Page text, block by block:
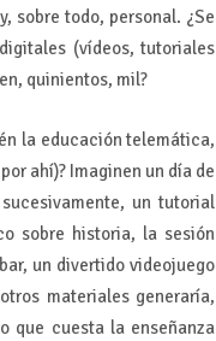
sobre todo, personal. ¿Se
(vídeos, tutoriales
quinientos, mil?
la educación telemática,
ahí)? Imaginen un día de
un tutorial
sobre historia, la sesión
un divertido videojuego
materiales generaría,
que cuesta la enseñanza